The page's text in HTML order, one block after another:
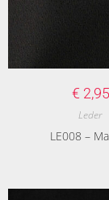
€ 2,95
Leder
LE008 –